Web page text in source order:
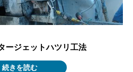
ージェットハツリ工法
続きを読む